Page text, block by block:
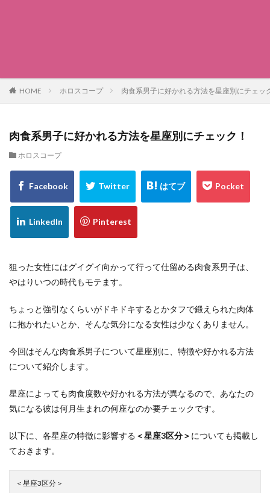
HOME ホロスコープ 肉食系男子に好かれる方法を星座別にチェッ
肉食系男子に好かれる方法を星座別にチェック！
ホロスコープ
狙った女性にはグイグイ向かって行って仕留める肉食系男子は、
やはりいつの時代もモテます。
ちょっと強引なくらいがドキドキするとかタフで鍛えられた肉体
に抱かれたいとか、そんな気分になる女性は少なくありません。
今回はそんな肉食系男子について星座別に、特徴や好かれる方法
について紹介します。
星座によっても肉食度数や好かれる方法が異なるので、あなたの
気になる彼は何月生まれの何座なのか要チェックです。
以下に、各星座の特徴に影響する ＜星座3区分＞ についても掲載し
ておきます。
＜星座3区分＞